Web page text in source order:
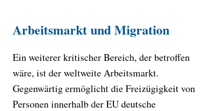
Arbeitsmarkt und Migration
Ein weiterer kritischer Bereich, der betroffen
wäre, ist der weltweite Arbeitsmarkt.
Gegenwärtig ermöglicht die Freizügigkeit von
Personen innerhalb der EU deutsche